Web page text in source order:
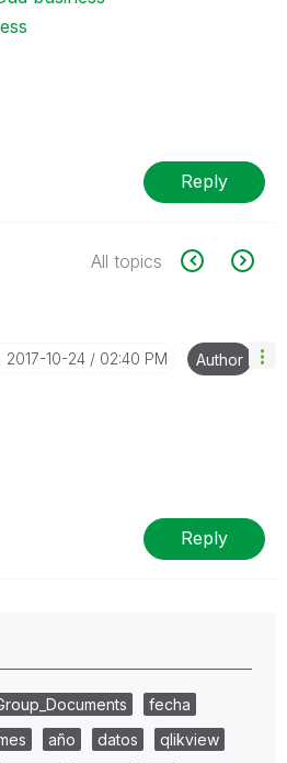
Reply
All topics
‎2017-10-24 02:40 PM Author
Reply
fecha
año datos
qlikview